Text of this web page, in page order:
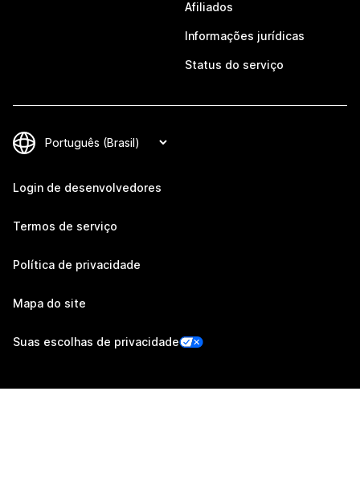
Afiliados
Informações jurídicas
Status do serviço
Login de desenvolvedores
Termos de serviço
Política de privacidade
Mapa do site
Suas escolhas de privacidade